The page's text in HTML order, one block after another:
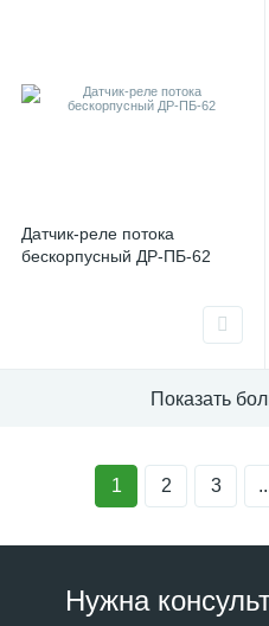
Датчик-реле потока
бескорпусный ДР-ПБ-62
Показать
1 2 3
Нужна